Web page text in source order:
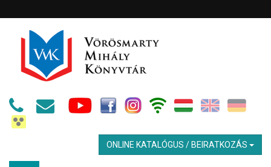
ONLINE KATALÓGUS / BEIRATKOZÁS